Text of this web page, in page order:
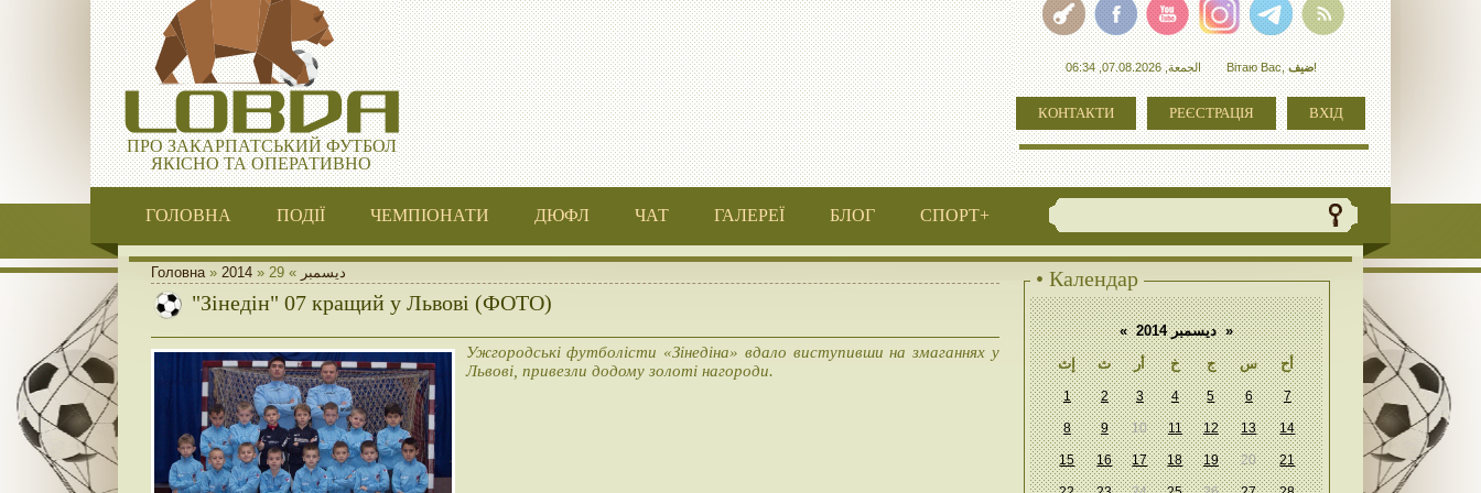
ПРО ЗАКАРПАТСЬКИЙ ФУТБОЛ
ЯКІСНО ТА ОПЕРАТИВНО
الجمعة, 07.08.2026, 06:34 Вітаю Вас,ضيف!
КОНТАКТИ РЕЄСТРАЦІЯ ВХІД
ГОЛОВНА ПОДІЇ ЧЕМПІОНАТИ ДЮФЛ ЧАТ ГАЛЕРЕЇ БЛОГ СПОРТ+
Головна» 2014 » ديسمبر »
29
"Зінедін" 07 кращий у Львові (ФОТО)
Ужгородські футболісти «Зінедіна» вдало виступивши на змаганнях у
Львові, привезли додому золоті нагороди.
• Календар
« ديسمبر 2014 »
إث
ث أر خ ج س أح
1 2 3 4 5 6 7
8 9 10 11 12 13 14
15 16 17 18 19 20 21